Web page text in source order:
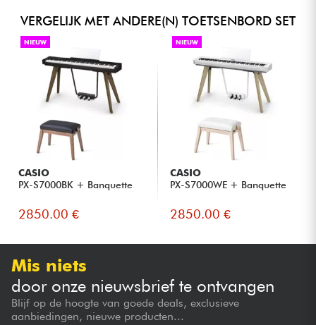
VERGELIJK MET ANDERE(N) TOETSENBORD SET
NIEUW
CASIO
PX-S7000BK + Banquette
2850.00 €
NIEUW
CASIO
PX-S7000WE + Banquette
2850.00 €
Mis niets
door onze nieuwsbrief te ontvangen
Blijf op de hoogte van goede deals, exclusieve
aanbiedingen, nieuwe producten...